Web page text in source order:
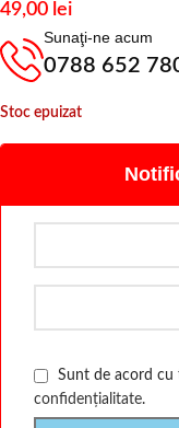
49,00 lei
Sunaţi-ne acum
0788 652
Stoc epuizat
Sunt de acord cu
confidențialitate.